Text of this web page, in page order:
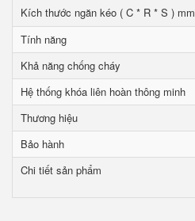
Kích thước ngăn kéo ( C * R * S ) mm
Tính năng
Khả năng chống cháy
Hệ thống khóa liên hoàn thông minh
Thương hiệu
Bảo hành
Chi tiết sản phẩm